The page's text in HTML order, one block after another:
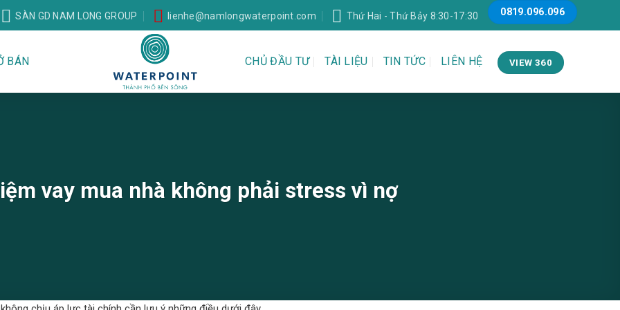
SÀN GD NAM LONG GROUP lienhe@namlongwaterpoint.com Thứ Hai - Thứ Bảy 8:30-17:30 0819.096.096
BÁN CHỦ ĐẦU TƯ TÀI LIỆU TIN TỨC LIÊN HỆ VIEW 360
vay mua nhà không phải stress vì nợ